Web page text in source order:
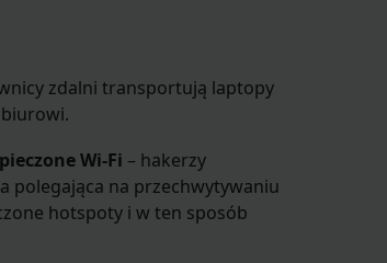
zdalni transportują laptopy
Wi-Fi – hakerzy
polegająca na przechwytywaniu
hotspoty i w ten sposób